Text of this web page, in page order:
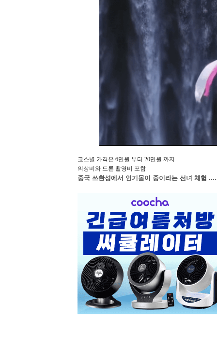
코스별 가격은 6만원 부터 20만원 까지
의상비와 드론 촬영비 포함
중국 쓰촨성에서 인기몰이 중이라는 선녀 체험